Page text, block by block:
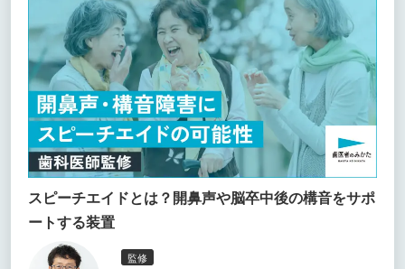
スピーチエイドとは？開鼻声や脳卒中後の構音をサポ
ートする装置
監修